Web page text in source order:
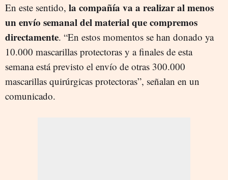
En este sentido, la compañía va a realizar al menos
un envío semanal del material que compremos
directamente. “En estos momentos se han donado ya
10.000 mascarillas protectoras y a finales de esta
semana está previsto el envío de otras 300.000
mascarillas quirúrgicas protectoras”, señalan en un
comunicado.